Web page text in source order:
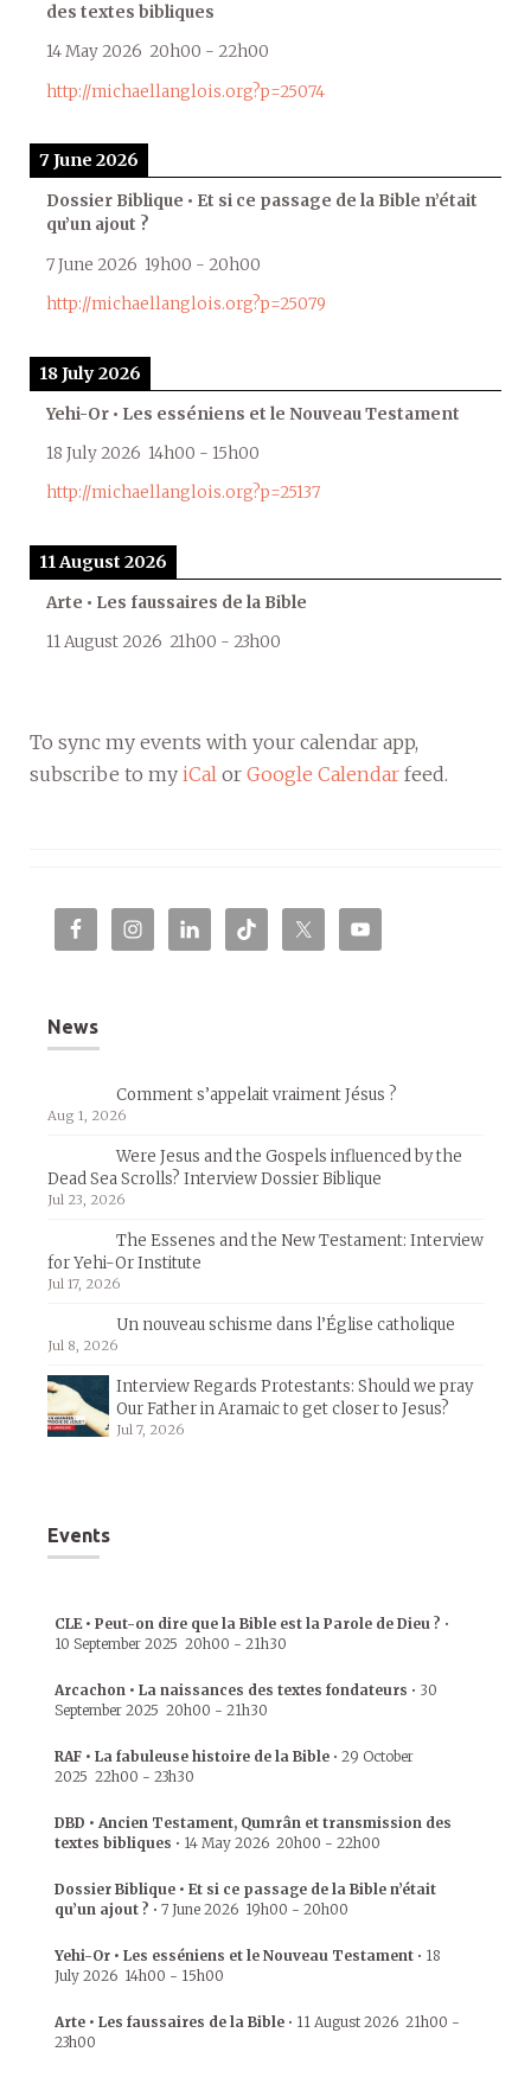
des textes bibliques
14 May 2026 20h00 - 22h00
http://michaellanglois.org?p=25074
7 June 2026
Dossier Biblique • Et si ce passage de la Bible n’était
qu’un ajout ?
7 June 2026 19h00 - 20h00
http://michaellanglois.org?p=25079
18 July 2026
Yehi-Or • Les esséniens et le Nouveau Testament
18 July 2026 14h00 - 15h00
http://michaellanglois.org?p=25137
11 August 2026
Arte • Les faussaires de la Bible
11 August 2026 21h00 - 23h00
To sync my events with your calendar app,
subscribe to my iCal or Google Calendar feed.
News
Comment s’appelait vraiment Jésus ?
Aug 1, 2026
Were Jesus and the Gospels influenced by the
Dead Sea Scrolls? Interview Dossier Biblique
Jul 23, 2026
The Essenes and the New Testament: Interview
for Yehi-Or Institute
Jul 17, 2026
Un nouveau schisme dans l’Église catholique
Jul 8, 2026
Interview Regards Protestants: Should we pray
Our Father in Aramaic to get closer to Jesus?
Jul 7, 2026
Events
CLE • Peut-on dire que la Bible est la Parole de Dieu ? •
10 September 2025 20h00 - 21h30
Arcachon • La naissances des textes fondateurs • 30
September 2025 20h00 - 21h30
RAF • La fabuleuse histoire de la Bible • 29 October
2025 22h00 - 23h30
DBD • Ancien Testament, Qumrân et transmission des
textes bibliques • 14 May 2026 20h00 - 22h00
Dossier Biblique • Et si ce passage de la Bible n’était
qu’un ajout ? • 7 June 2026 19h00 - 20h00
Yehi-Or • Les esséniens et le Nouveau Testament • 18
July 2026 14h00 - 15h00
Arte • Les faussaires de la Bible • 11 August 2026 21h00 -
23h00